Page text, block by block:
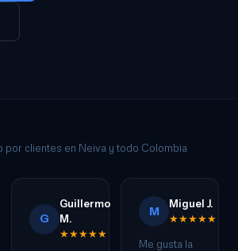
por clientes en Neiva y todo Colombia
G
Guillermo
M.
★★★★★
M
Miguel J.
★★★★★
Me gusta la